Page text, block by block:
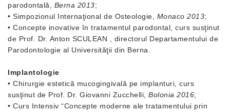
parodontală, Berna 2013;
• Simpozionul Internaţional de Osteologie, Monaco 2013;
• Concepte inovative în tratamentul parodontal, curs susţinut
de Prof. Dr. Anton SCULEAN , directorul Departamentului de
Parodontologie al Universităţii din Berna.
Implantologie
• Chirurgie estetică mucogingivală pe implanturi, curs
susţinut de Prof. Dr. Giovanni Zucchelli, Bolonia 2016;
• Curs Intensiv “Concepte moderne ale tratamentului prin